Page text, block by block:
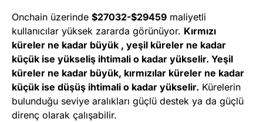
Onchain üzerinde $27032-$29459 maliyetli
kullanıcılar yüksek zararda görünüyor. Kırmızı
küreler ne kadar büyük , yeşil küreler ne kadar
küçük ise yükseliş ihtimali o kadar yükselir. Yeşil
küreler ne kadar büyük, kırmızılar küreler ne kadar
küçük ise düşüş ihtimali o kadar yükselir. Kürelerin
bulunduğu seviye aralıkları güçlü destek ya da güçlü
direnç olarak çalışabilir.